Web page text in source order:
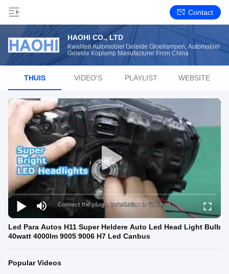
Contact
HAOHI CO., LTD
Kwaliteit Automobiel Geleide Gloeilampen, Automobiel
Geleide Koplamp Manufacturer From China
THUIS VIDEO'S PLAYLIST WEBSITE
Led Para Autos H11 Super Heldere Auto Led Head Light Bulb
40watt 4000lm 9005 9006 H7 Led Canbus
Popular Videos